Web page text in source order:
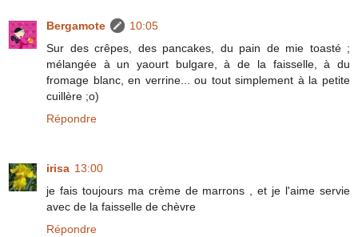
Bergamote
10:05
Sur des crêpes, des pancakes, du pain de mie toasté ;
mélangée à un yaourt bulgare, à de la faisselle, à du
fromage blanc, en verrine... ou tout simplement à la petite
cuillère ;o)
Répondre
irisa 13:00
je fais toujours ma crème de marrons , et je l'aime servie
avec de la faisselle de chèvre
Répondre